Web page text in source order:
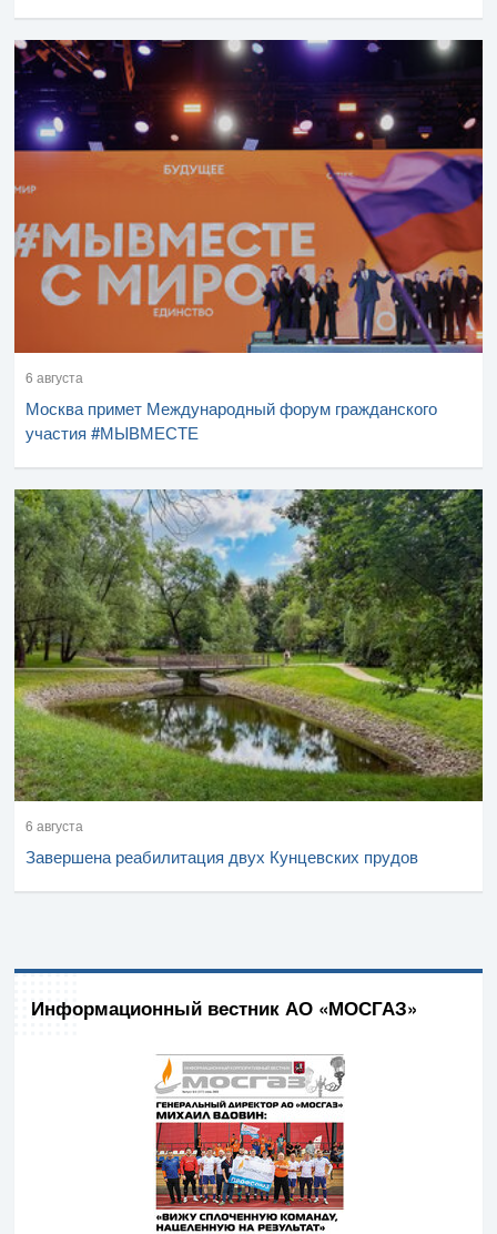
6 августа
Москва примет Международный форум гражданского
участия #МЫВМЕСТЕ
6 августа
Завершена реабилитация двух Кунцевских прудов
Информационный вестник АО «МОСГАЗ»